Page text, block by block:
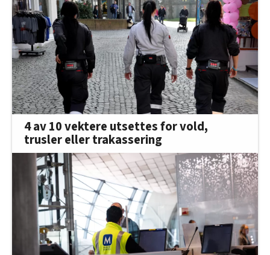
4 av 10 vektere utsettes for vold,
trusler eller trakassering